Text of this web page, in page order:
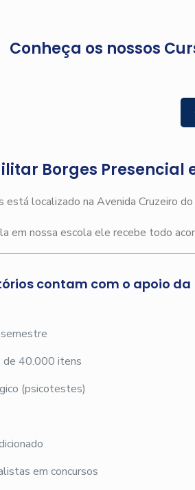
Conheça os nossos
Borges Presencial
localizado na Avenida Cruzeiro
em nossa escola ele recebe todo
contam com o apoio da
de 40.000 itens
(psicotestes)
em concursos